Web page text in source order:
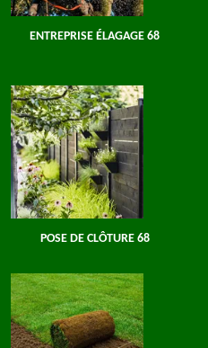
ENTREPRISE ÉLAGAGE 68
POSE DE CLÔTURE 68